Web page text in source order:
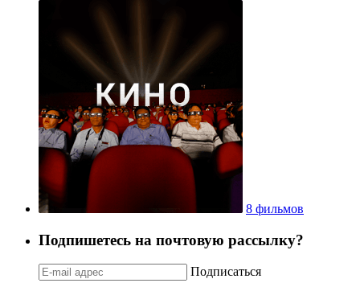
8 фильмов
Подпишетесь на почтовую рассылку?
Подписаться